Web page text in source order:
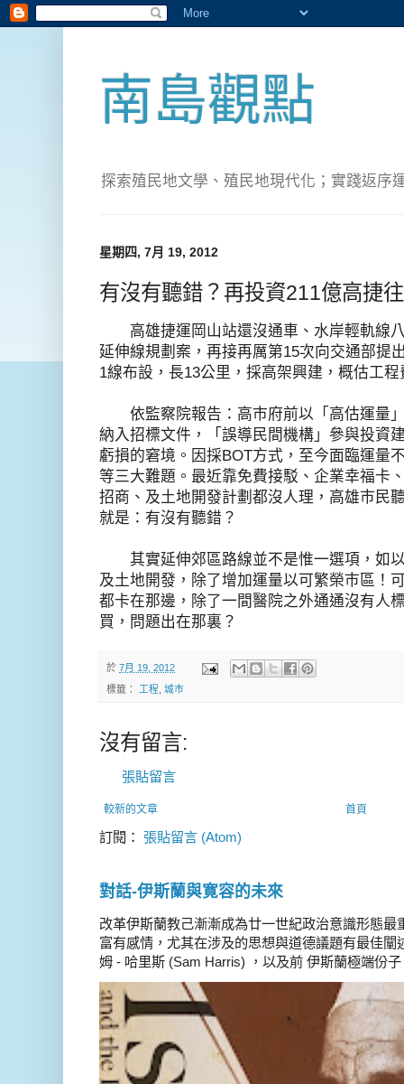
南島觀點
探索殖民地文學、殖民地現代化；實踐返序
星期四, 7月 19, 2012
有沒有聽錯？再投資211億高捷
高雄捷運岡山站還沒通車、水岸輕軌線
延伸線規劃案，再接再厲第15次向交通部提
1線布設，長13公里，採高架興建，概估工
依監察院報告：高市府前以「高估運量
納入招標文件，「誤導民間機構」參與投資
虧損的窘境。因採BOT方式，至今面臨運量
等三大難題。最近靠免費接駁、企業幸福卡
招商、及土地開發計劃都沒人理，高雄巿民
就是：有沒有聽錯？
其實延伸郊區路線並不是惟一選項，如
及土地開發，除了增加運量以可繁榮巿區！
都卡在那邊，除了一間醫院之外通通沒有人
買，問題出在那裏？
於 7月 19, 2012
標籤： 工程, 城巿
沒有留言:
張貼留言
較新的文章 首頁
訂閱： 張貼留言 (Atom)
對話-伊斯蘭與寛容的未來
改革伊斯蘭教己漸漸成為廿一世紀政治意識形態
富有感情，尤其在涉及的思想與道德議題有最佳
姆 - 哈里斯 (Sam Harris) ，以及前 伊斯蘭極端份